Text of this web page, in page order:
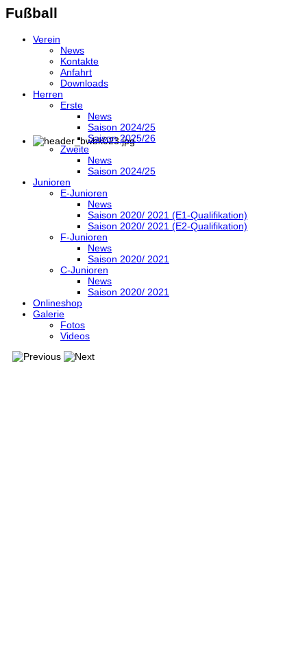
Fußball
Verein
News
Kontakte
Anfahrt
Downloads
Herren
Erste
News
Saison 2024/25
Saison 2025/26
Zweite
News
Saison 2024/25
Junioren
E-Junioren
News
Saison 2020/ 2021 (E1-Qualifikation)
Saison 2020/ 2021 (E2-Qualifikation)
F-Junioren
News
Saison 2020/ 2021
C-Junioren
News
Saison 2020/ 2021
Onlineshop
Galerie
Fotos
Videos